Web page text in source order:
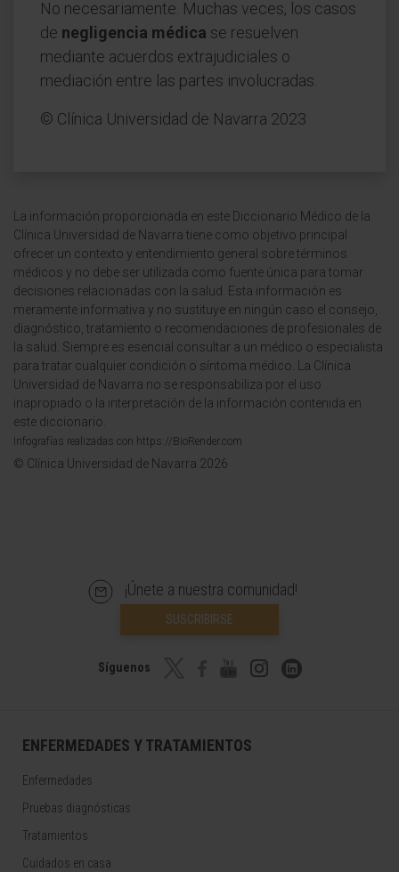
No necesariamente. Muchas veces, los casos
de negligencia médica se resuelven
mediante acuerdos extrajudiciales o
mediación entre las partes involucradas.
© Clínica Universidad de Navarra 2023
La información proporcionada en este Diccionario Médico de la
Clínica Universidad de Navarra tiene como objetivo principal
ofrecer un contexto y entendimiento general sobre términos
médicos y no debe ser utilizada como fuente única para tomar
decisiones relacionadas con la salud. Esta información es
meramente informativa y no sustituye en ningún caso el consejo,
diagnóstico, tratamiento o recomendaciones de profesionales de
la salud. Siempre es esencial consultar a un médico o especialista
para tratar cualquier condición o síntoma médico. La Clínica
Universidad de Navarra no se responsabiliza por el uso
inapropiado o la interpretación de la información contenida en
este diccionario.
Infografías realizadas con https://BioRender.com
© Clínica Universidad de Navarra 2026
¡Únete a nuestra comunidad!
SUSCRIBIRSE
Síguenos
ENFERMEDADES Y TRATAMIENTOS
Enfermedades
Pruebas diagnósticas
Tratamientos
Cuidados en casa